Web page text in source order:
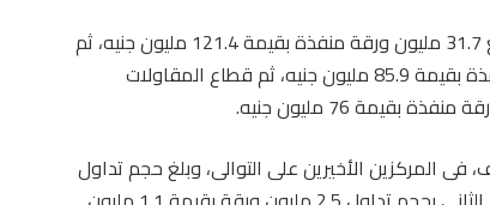
ثم قطاع الأغذية والمشروبات والتبغ بحجم تداول بلغ 31.7 مليون ورقة منفذة بقيمة 121.4 مليون جنيه، ثم
قطاع مواد البناء بحجم تداول 27.6 مليون ورقة منفذة بقيمة 85.9 مليون جنيه، ثم قطاع المقاولات
فى المركزين الأخيرين على التوالى، وبلغ حجم تداول